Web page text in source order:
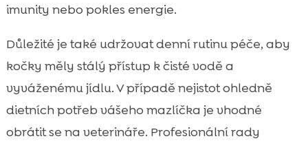
imunity nebo pokles energie.
Důležité je také udržovat denní rutinu péče, aby
kočky měly stálý přístup k čisté vodě a
vyváženému jídlu. V případě nejistot ohledně
dietních potřeb vášeho mazlíčka je vhodné
obrátit se na veterináře. Profesionální rady